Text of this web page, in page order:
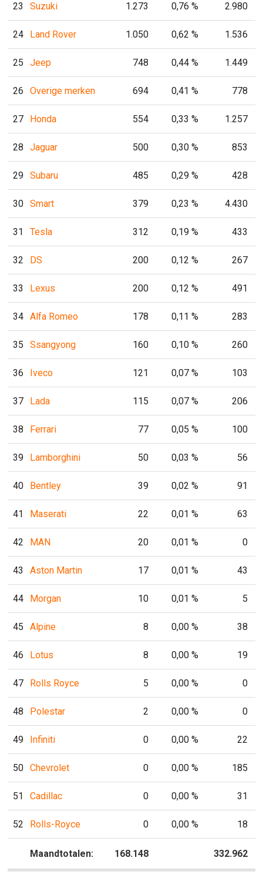
23 Suzuki 1.273 0,76 % 2.980
24 Land Rover 1.050 0,62 % 1.536
25 Jeep 748 0,44 % 1.449
26 Overige merken 694 0,41 % 778
27 Honda 554 0,33 % 1.257
28 Jaguar 500 0,30 % 853
29 Subaru 485 0,29 % 428
30 Smart 379 0,23 % 4.430
31 Tesla 312 0,19 % 433
32 DS 200 0,12 % 267
33 Lexus 200 0,12 % 491
34 Alfa Romeo 178 0,11 % 283
35 Ssangyong 160 0,10 % 260
36 Iveco 121 0,07 % 103
37 Lada 115 0,07 % 206
38 Ferrari 77 0,05 % 100
39 Lamborghini 50 0,03 % 56
40 Bentley 39 0,02 % 91
41 Maserati 22 0,01 % 63
42 MAN 20 0,01 % 0
43 Aston Martin 17 0,01 % 43
44 Morgan 10 0,01 % 5
45 Alpine 8 0,00 % 38
46 Lotus 8 0,00 % 19
47 Rolls Royce 5 0,00 % 0
48 Polestar 2 0,00 % 0
49 Infiniti 0 0,00 % 22
50 Chevrolet 0 0,00 % 185
51 Cadillac 0 0,00 % 31
52 Rolls-Royce 0 0,00 % 18
Maandtotalen: 168.148 332.962